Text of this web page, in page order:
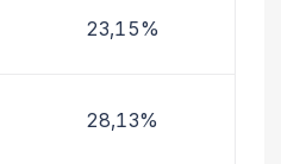
23,15%
28,13%